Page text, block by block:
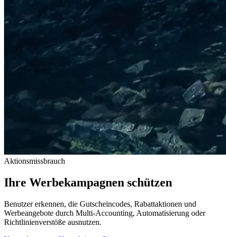
Aktionsmissbrauch
Ihre Werbekampagnen schützen
Benutzer erkennen, die Gutscheincodes, Rabattaktionen und
Werbeangebote durch Multi-Accounting, Automatisierung oder
Richtlinienverstöße ausnutzen.